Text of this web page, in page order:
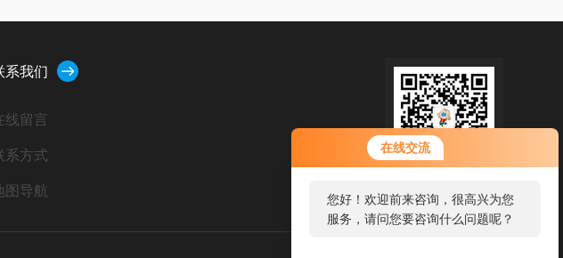
在线交流
您好！欢迎前来咨询，很高兴为您
服务，请问您要咨询什么问题呢？
系我们
线留言
系方式
图导航